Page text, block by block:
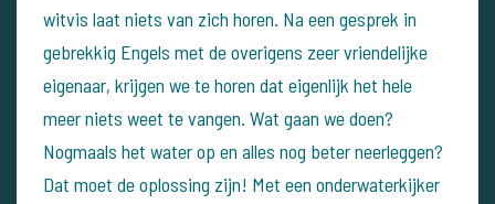
witvis laat niets van zich horen. Na een gesprek in
gebrekkig Engels met de overigens zeer vriendelijke
eigenaar, krijgen we te horen dat eigenlijk het hele
meer niets weet te vangen. Wat gaan we doen?
Nogmaals het water op en alles nog beter neerleggen?
Dat moet de oplossing zijn! Met een onderwaterkijker